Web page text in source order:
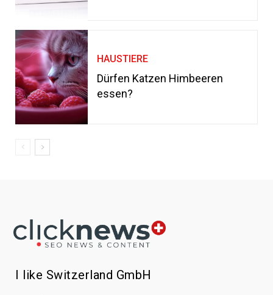
HAUSTIERE
Dürfen Katzen Himbeeren
essen?
I like Switzerland GmbH